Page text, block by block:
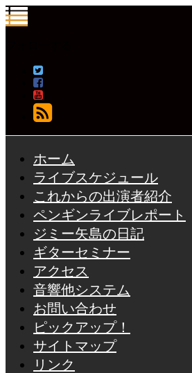
ホーム
ライブスケジュール
これからの出演者紹介
ペンギンライブレポート
ジミー矢島の日記
ギターセミナー
アクセス
音響他システム
お問い合わせ
ピックアップ！
サイトマップ
リンク